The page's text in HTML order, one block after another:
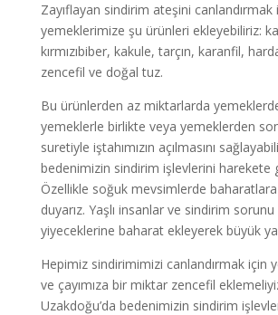
Zayıflayan sindirim ateşini canlandırmak
yemeklerimize şu ürünleri ekleyebiliriz:
kırmızıbiber, kakule, tarçın, karanfil,
zencefil ve doğal tuz.
Bu ürünlerden az miktarlarda
yemeklerle birlikte veya yemeklerden
suretiyle iştahımızın açılmasını
bedenimizin sindirim işlevlerini harekete
Özellikle soğuk mevsimlerde
duyarız. Yaşlı insanlar ve sindirim
yiyeceklerine baharat ekleyerek büyük
Hepimiz sindirimimizi canlandırmak için
ve çayımıza bir miktar zencefil
Uzakdoğu’da bedenimizin sindirim